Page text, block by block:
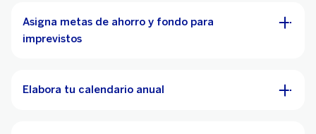
Asigna metas de ahorro y fondo para
imprevistos
Elabora tu calendario anual